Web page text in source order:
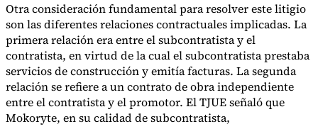
Otra consideración fundamental para resolver este litigio
son las diferentes relaciones contractuales implicadas. La
primera relación era entre el subcontratista y el
contratista, en virtud de la cual el subcontratista prestaba
servicios de construcción y emitía facturas. La segunda
relación se refiere a un contrato de obra independiente
entre el contratista y el promotor. El TJUE señaló que
Mokoryte, en su calidad de subcontratista,